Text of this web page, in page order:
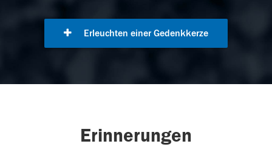
Erleuchten einer Gedenkkerze
Erinnerungen